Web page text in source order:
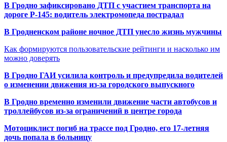
В Гродно зафиксировано ДТП с участием транспорта на
дороге Р-145: водитель электромопеда пострадал
В Гродненском районе ночное ДТП унесло жизнь мужчины
Как формируются пользовательские рейтинги и насколько им
можно доверять
В Гродно ГАИ усилила контроль и предупредила водителей
о изменении движения из-за городского выпускного
В Гродно временно изменили движение части автобусов и
троллейбусов из-за ограничений в центре города
Мотоциклист погиб на трассе под Гродно, его 17-летняя
дочь попала в больницу